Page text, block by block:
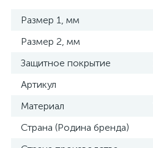
Размер 1, мм
Размер 2, мм
Защитное покрытие
Артикул
Материал
Страна (Родина бренда)